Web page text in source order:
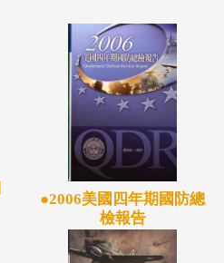
●2006美國四年期國防總
檢報告